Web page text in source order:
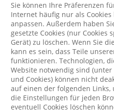
Sie können Ihre Präferenzen
Internet häufig nur als
anpassen. Außerdem haben
gesetzte Cookies (nur Cookies
Gerät) zu löschen. Wenn Sie
kann es sein, dass Teile
funktionieren. Technologien,
Website notwendig sind
und Cookies) können nicht
auf einen der folgenden Links,
die Einstellungen für jeden
eventuell Cookies löschen